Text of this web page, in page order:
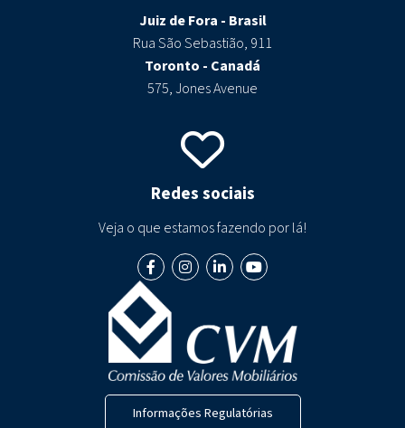
Juiz de Fora - Brasil
Rua São Sebastião, 911
Toronto - Canadá
575, Jones Avenue
Redes sociais
Veja o que estamos fazendo por lá!
Informações Regulatórias